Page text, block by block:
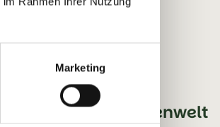
Marketing
Eisriesenwelt